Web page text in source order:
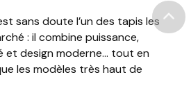
sans doute l’un des tapis les
: il combine puissance,
design moderne… tout en
les modèles très haut de